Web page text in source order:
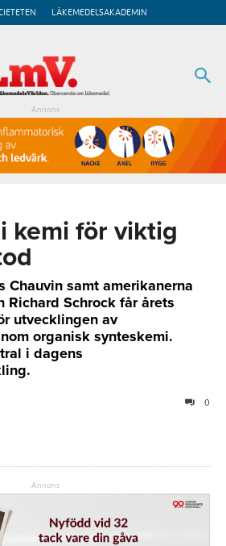
LÄKEMEDELSAKADEMIN
Annons
kemi för viktig
Chauvin samt amerikanerna
Richard Schrock får årets
utvecklingen av
organisk synteskemi.
i dagens
0
Annons